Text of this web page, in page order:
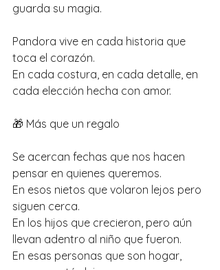
guarda su magia.
Pandora vive en cada historia que
toca el corazón.
En cada costura, en cada detalle, en
cada elección hecha con amor.
🎁 Más que un regalo
Se acercan fechas que nos hacen
pensar en quienes queremos.
En esos nietos que volaron lejos pero
siguen cerca.
En los hijos que crecieron, pero aún
llevan adentro al niño que fueron.
En esas personas que son hogar,